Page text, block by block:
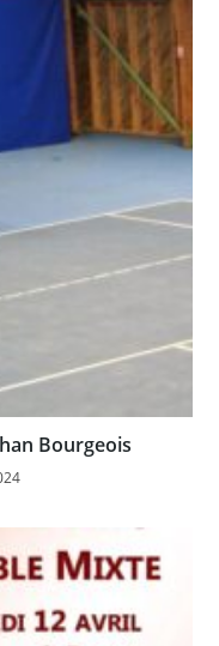
Bourgeois